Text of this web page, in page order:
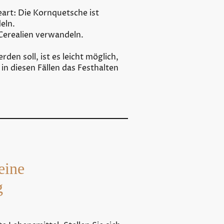
Die Kornquetsche ist
verwandeln.
soll, ist es leicht möglich,
diesen Fällen das Festhalten